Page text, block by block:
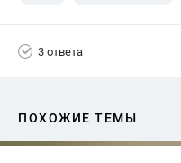
3 ответа
ПОХОЖИЕ ТЕМЫ